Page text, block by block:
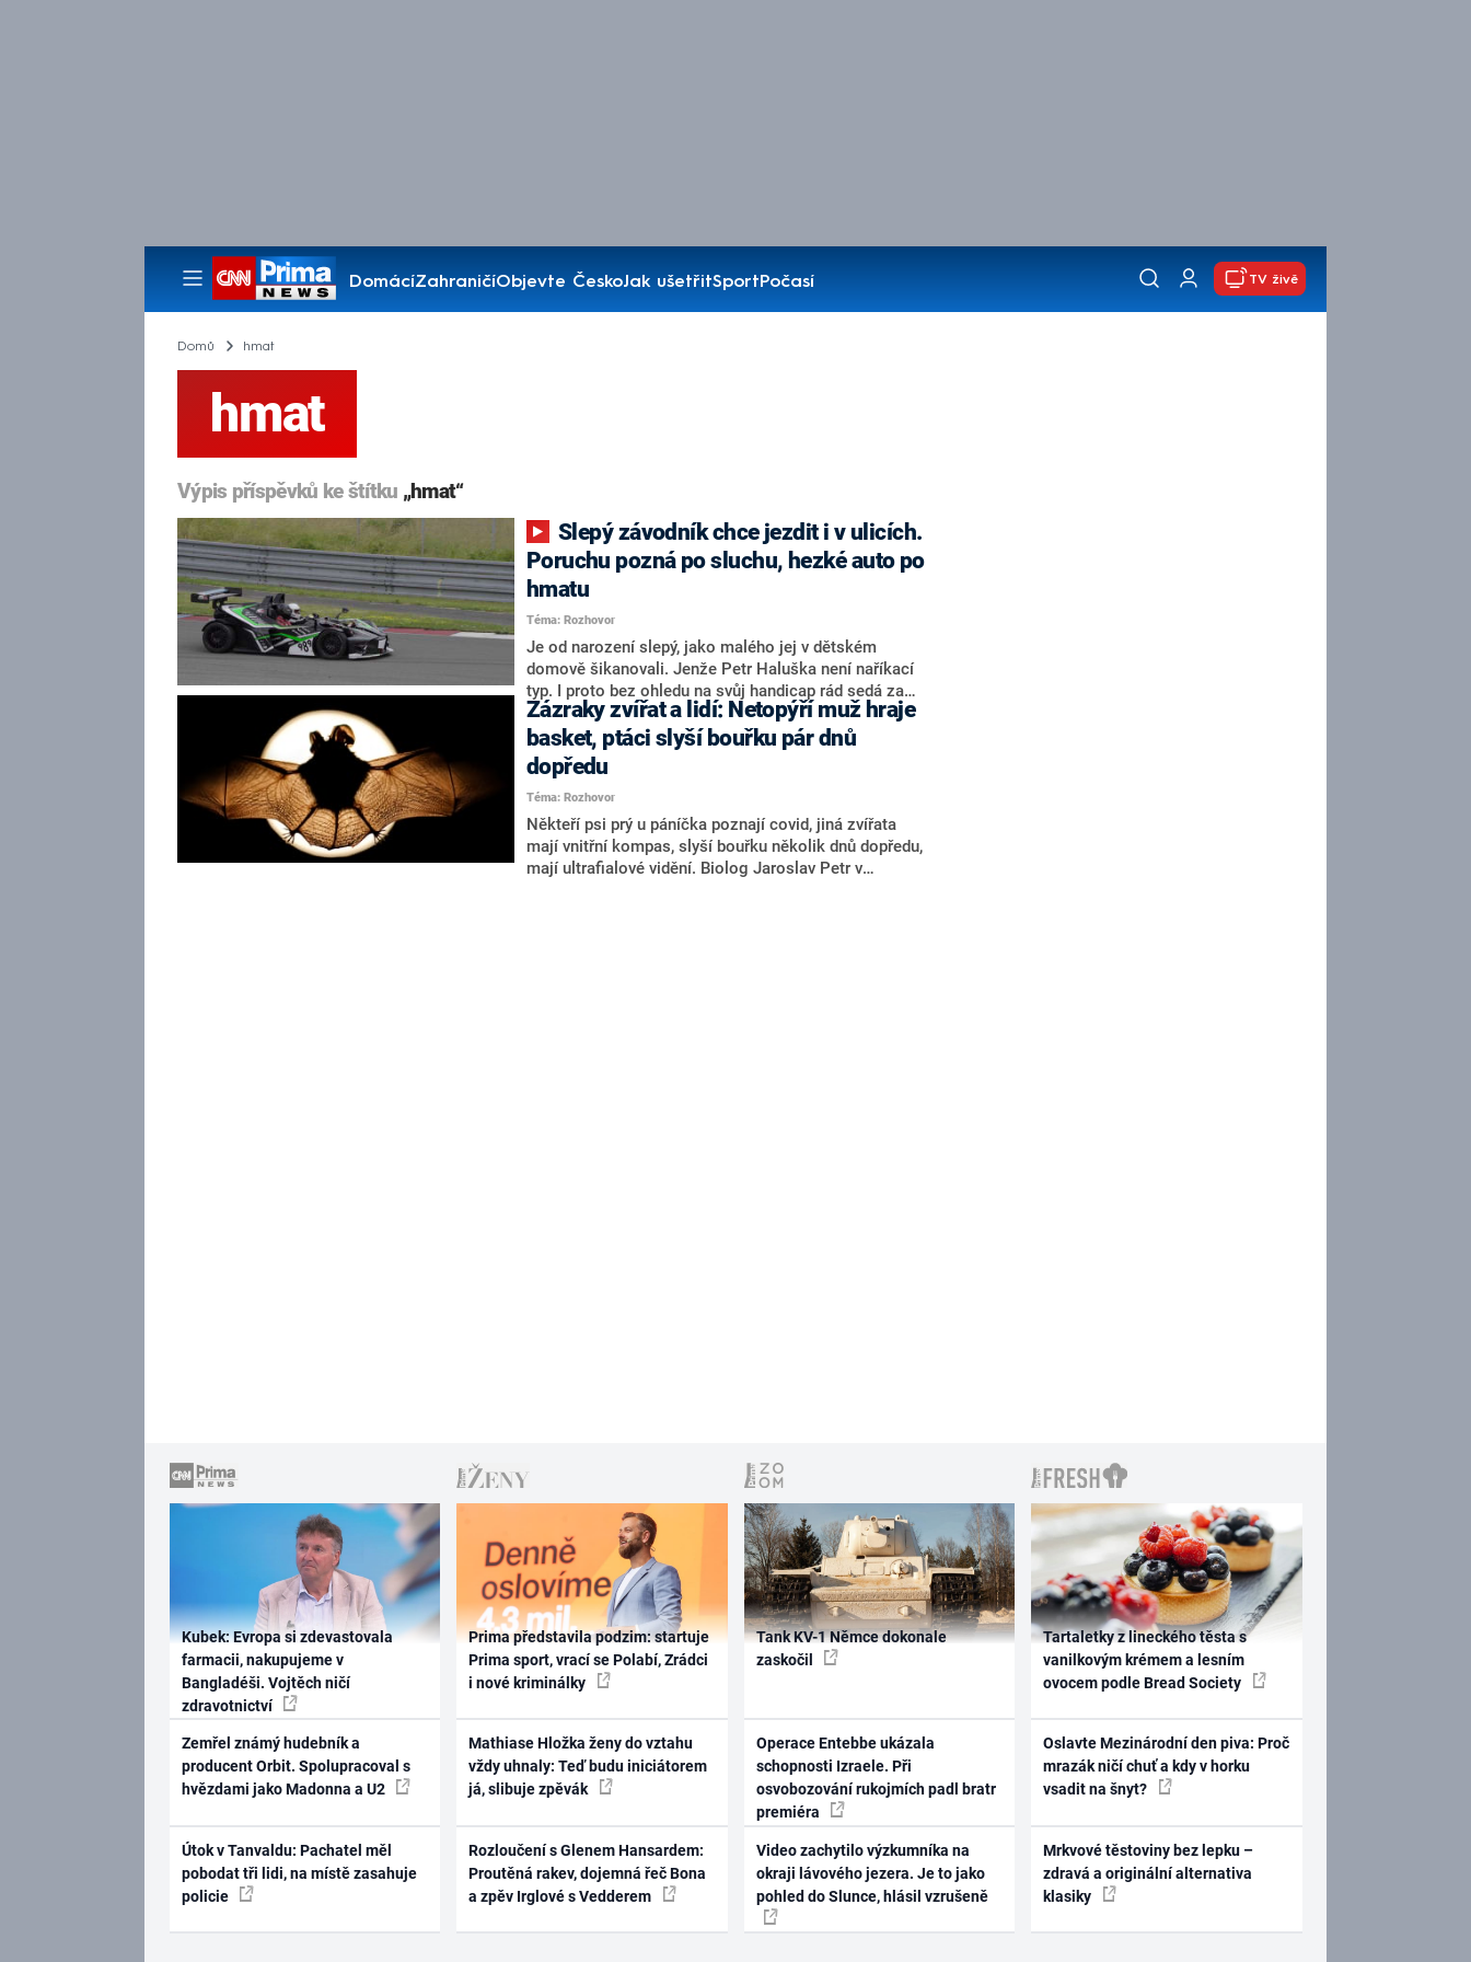
DomácíZahraničíObjevte ČeskoJak ušetřitSportPočasí
Pořady
TV živě
Domů hmat
hmat
Výpis příspěvků ke štítku „hmat“
Poruchu pozná po sluchu, hezké auto po
hmatu
Téma: Rozhovor
Je od narození slepý, jako malého jej v dětském
domově šikanovali. Jenže Petr Haluška není naříkací
typ. I proto bez ohledu na svůj handicap rád sedá za
volant a překonává rychlostní rekordy – naposledy si
to v Brně svištěl 186 km/h. Díky absolutnímu
hudebnímu sluchu se též vypracoval v uznávaného
ladiče pián, je i šikovným masérem, jemuž se pod ruce
dostali třeba fotbalisté Sparty. Jasně že je mu občas
ouvej. To si ale do uší pustí Rammstein a je zase
dobře.
Zázraky zvířat a lidí: Netopýří muž hraje
basket, ptáci slyší bouřku pár dnů
dopředu
Téma: Rozhovor
Někteří psi prý u páníčka poznají covid, jiná zvířata
mají vnitřní kompas, slyší bouřku několik dnů dopředu,
mají ultrafialové vidění. Biolog Jaroslav Petr v
Kubek: Evropa si zdevastovala
farmacii, nakupujeme v
Bangladéši. Vojtěch ničí
zdravotnictví
Zemřel známý hudebník a
producent Orbit. Spolupracoval s
hvězdami jako Madonna a U2
Útok v Tanvaldu: Pachatel měl
pobodat tři lidi, na místě zasahuje
policie
Prima představila podzim: startuje
Prima sport, vrací se Polabí, Zrádci
i nové kriminálky
Mathiase Hložka ženy do vztahu
vždy uhnaly: Teď budu iniciátorem
já, slibuje zpěvák
Rozloučení s Glenem Hansardem:
Proutěná rakev, dojemná řeč Bona
a zpěv Irglové s Vedderem
Tank KV-1 Němce dokonale
zaskočil
Operace Entebbe ukázala
schopnosti Izraele. Při
osvobozování rukojmích padl bratr
premiéra
Video zachytilo výzkumníka na
okraji lávového jezera. Je to jako
pohled do Slunce, hlásil vzrušeně
Tartaletky z lineckého těsta s
vanilkovým krémem a lesním
ovocem podle Bread Society
Oslavte Mezinárodní den piva: Proč
mrazák ničí chuť a kdy v horku
vsadit na šnyt?
Mrkvové těstoviny bez lepku –
zdravá a originální alternativa
klasiky